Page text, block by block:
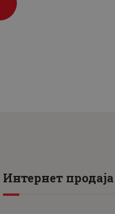
Интернет продаја